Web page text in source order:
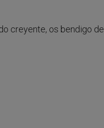
creyente, os bendigo de